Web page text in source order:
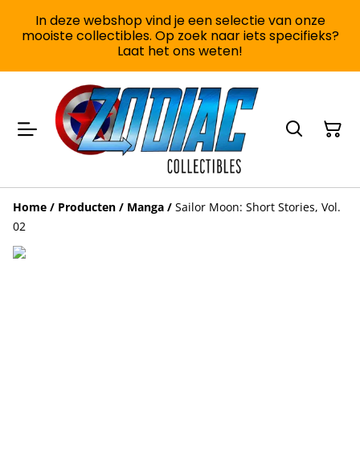
In deze webshop vind je een selectie van onze
mooiste collectibles. Op zoek naar iets specifieks?
Laat het ons weten!
Home / Producten / Manga / Sailor Moon: Short Stories, Vol.
02